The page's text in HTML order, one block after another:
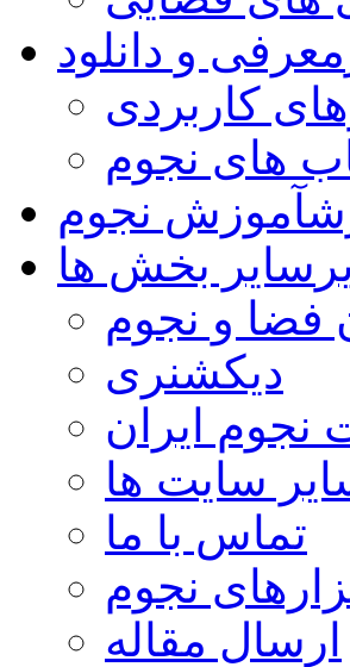
معرفی و دانلود
کاربردی
های نجوم
آموزش نجوم
سایر بخش ها
فضا و نجوم
دیکشنری
نجوم ایران
سایت ها
تماس با ما
نجوم
ارسال مقاله